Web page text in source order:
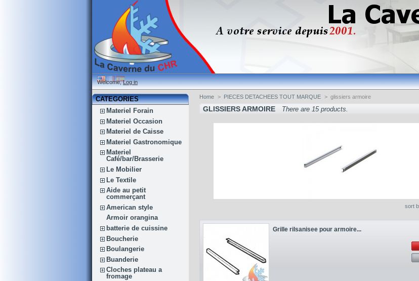
Welcome,Log in
CATEGORIES
Materiel Forain
Materiel Occasion
Materiel de Caisse
Materiel Gastronomique
Materiel
Café/bar/Brasserie
Le Mobilier
Le Textile
Aide au petit
commerçant
American style
Armoir orangina
batterie de cuissine
Boucherie
Boulangerie
Buanderie
Cloches plateau a
fromage
Home > PIECES DETACHEES TOUT MARQUE > glissiers armoire
GLISSIERS ARMOIRE There are 15 products.
sort
Grille rilsanisee pour armoire...